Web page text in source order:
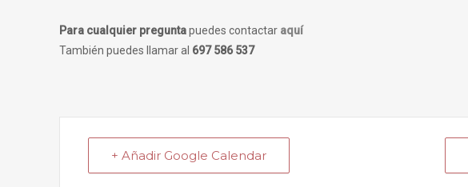
Para cualquier preguntapuedes contactar aquí
También puedes llamar al 697 586 537
+ Añadir Google Calendar